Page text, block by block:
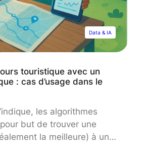
Data & IA
touristique avec un
: cas d’usage dans le
les algorithmes
but de trouver une
la meilleure) à un